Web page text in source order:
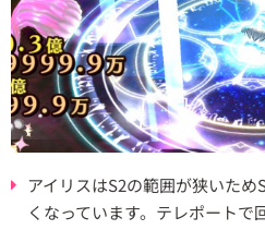
アイリスはS2の範囲が狭いた
くなっています。テレポート